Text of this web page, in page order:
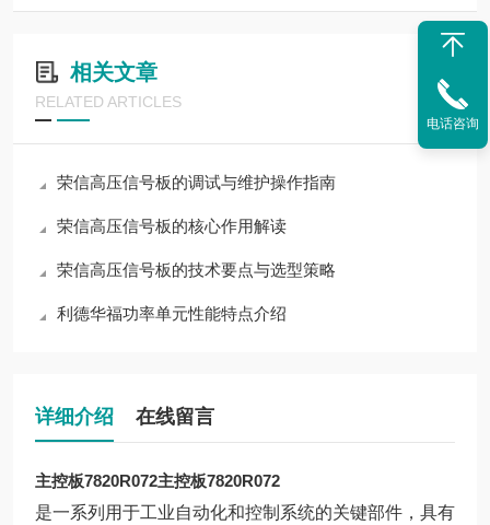
相关文章
RELATED ARTICLES
荣信高压信号板的调试与维护操作指南
荣信高压信号板的核心作用解读
荣信高压信号板的技术要点与选型策略
利德华福功率单元性能特点介绍
详细介绍 在线留言
主控板7820R072主控板7820R072
是一系列用于工业自动化和控制系统的关键部件，具有
电话咨询